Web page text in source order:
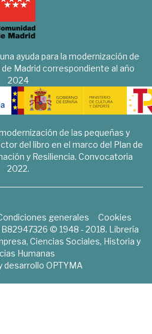
ayuda para la modernización de
Madrid correspondiente al año
2024
de las pequeñas y
del libro en el marco del Plan de
y Resiliencia. Convocatoria
2022.
generales
Cookies
© 1948 - 2018. Librería
Ciencias Sociales, Historia y
Humanas
desarrollo OPTYMA